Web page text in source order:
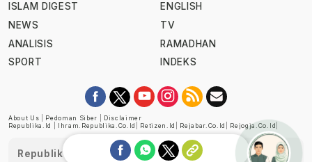
ISLAM DIGEST
NEWS
ANALISIS
SPORT
ENGLISH
TV
RAMADHAN
INDEKS
About Us Pedoman Siber
Disclaimer
Republika.id
Ihram.republika.co.id Retizen.id Rejabar.co.id Rejogja.co.id
Republika telah diverifikasi oleh Dewan Pers